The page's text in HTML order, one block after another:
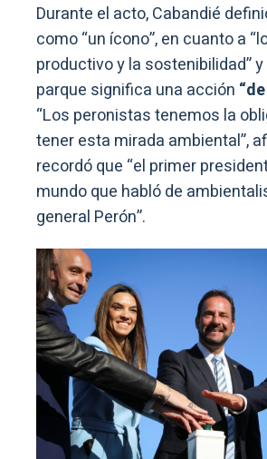
Durante el acto, Cabandié
como “un ícono”, en cuanto a
productivo y la sostenibilidad”
parque significa una acción
“Los peronistas tenemos la
tener esta mirada ambiental”,
recordó que “el primer
mundo que habló de
general Perón”.